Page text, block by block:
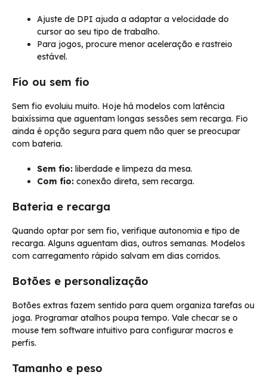
Ajuste de DPI ajuda a adaptar a velocidade do
cursor ao seu tipo de trabalho.
Para jogos, procure menor aceleração e rastreio
estável.
Fio ou sem fio
Sem fio evoluiu muito. Hoje há modelos com latência
baixíssima que aguentam longas sessões sem recarga. Fio
ainda é opção segura para quem não quer se preocupar
com bateria.
Sem fio: liberdade e limpeza da mesa.
Com fio: conexão direta, sem recarga.
Bateria e recarga
Quando optar por sem fio, verifique autonomia e tipo de
recarga. Alguns aguentam dias, outros semanas. Modelos
com carregamento rápido salvam em dias corridos.
Botões e personalização
Botões extras fazem sentido para quem organiza tarefas ou
joga. Programar atalhos poupa tempo. Vale checar se o
mouse tem software intuitivo para configurar macros e
perfis.
Tamanho e peso